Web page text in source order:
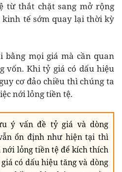
từ thắt chặt sang mở rộng
tế sớm quay lại thời kỳ
bằng mọi giá mà cần quan
vốn. Khi tỷ giá có dấu hiệu
cơ đảo chiều thì chúng ta
nới lỏng tiền tệ.
ý vấn đề tỷ giá và dòng
ổn định như hiện tại thì
nới lỏng tiền tệ để kích thích
có dấu hiệu tăng và dòng